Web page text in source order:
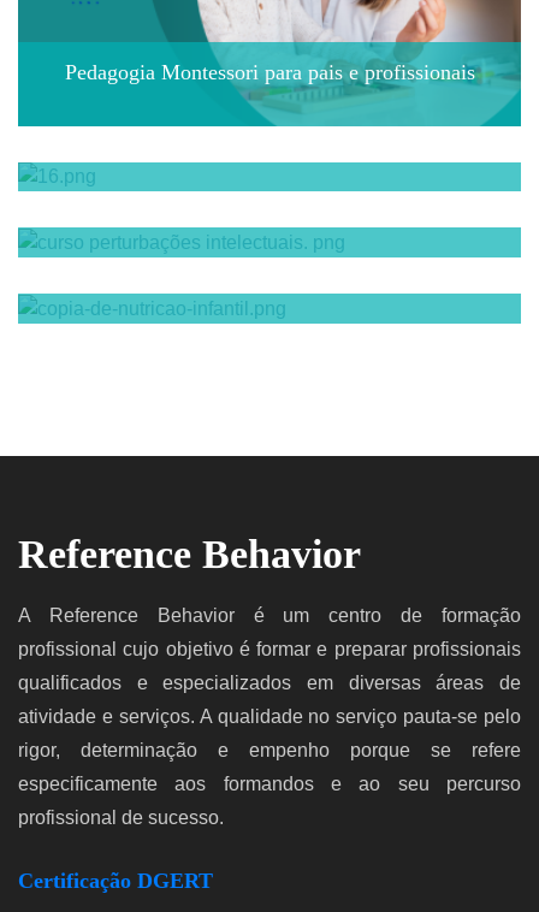
Pedagogia Montessori para pais e profissionais
Reference Behavior
A Reference Behavior é um centro de formação
profissional cujo objetivo é formar e preparar profissionais
qualificados e especializados em diversas áreas de
atividade e serviços. A qualidade no serviço pauta-se pelo
rigor, determinação e empenho porque se refere
especificamente aos formandos e ao seu percurso
profissional de sucesso.
Certificação DGERT